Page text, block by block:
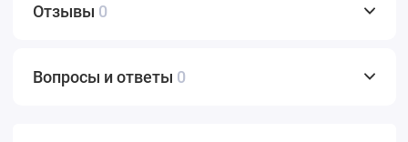
Отзывы 0
Вопросы и ответы 0